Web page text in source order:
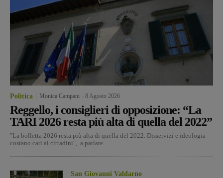
Politica Monica Campani 8 Agosto 2026
Reggello, i consiglieri di opposizione: “La
TARI 2026 resta più alta di quella del 2022”
"La bolletta 2026 resta più alta di quella del 2022. Disservizi e ideologia
costano cari ai cittadini", a parlare...
San Giovanni Valdarno